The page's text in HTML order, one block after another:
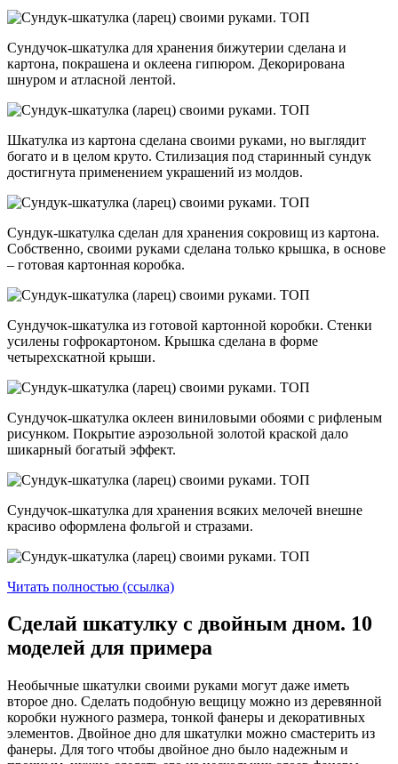
Сундучок-шкатулка для хранения бижутерии сделана и
картона, покрашена и оклеена гипюром. Декорирована
шнуром и атласной лентой.
Шкатулка из картона сделана своими руками, но выглядит
богато и в целом круто. Стилизация под старинный сундук
достигнута применением украшений из молдов.
Сундук-шкатулка сделан для хранения сокровищ из картона.
Собственно, своими руками сделана только крышка, в основе
– готовая картонная коробка.
Сундучок-шкатулка из готовой картонной коробки. Стенки
усилены гофрокартоном. Крышка сделана в форме
четырехскатной крыши.
Сундучок-шкатулка оклеен виниловыми обоями с рифленым
рисунком. Покрытие аэрозольной золотой краской дало
шикарный богатый эффект.
Сундучок-шкатулка для хранения всяких мелочей внешне
красиво оформлена фольгой и стразами.
Читать полностью (ссылка)
Сделай шкатулку с двойным дном. 10
моделей для примера
Необычные шкатулки своими руками могут даже иметь
второе дно. Сделать подобную вещицу можно из деревянной
коробки нужного размера, тонкой фанеры и декоративных
элементов. Двойное дно для шкатулки можно смастерить из
фанеры. Для того чтобы двойное дно было надежным и